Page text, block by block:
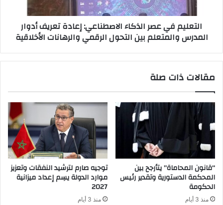
التعليم في عصر الذكاء الاصطناعي: إعادة تعريف أدوار
المدرس والمتعلم بين التحول الرقمي والرهانات الأخلاقية
مقالات ذات صلة
“قانون المحاماة” يتأرجح بين
المحكمة الدستورية وتقدير رئيس
الحكومة
منذ 3 أيام
توجيه صارم لترشيد النفقات وتعزيز
موارد الدولة يسِم إعداد ميزانية
2027
منذ 3 أيام